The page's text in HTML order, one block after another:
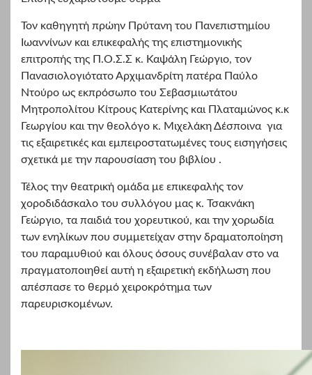
Τον καθηγητή πρώην Πρύτανη του Πανεπιστημίου
Ιωαννίνων και επικεφαλής της επιστημονικής
επιτροπής της Π.Ο.Σ.Σ κ. Καψάλη Γεώργιο, τον
Πανασιολογιότατο Αρχιμανδρίτη πατέρα Παύλο
Ντούρο ως εκπρόσωπο του Σεβασμιωτάτου
Μητροπολίτου Κίτρους Κατερίνης και Πλαταμώνος κ.κ
Γεωργίου και την θεολόγο κ. Μιχελάκη Δέσποινα για
τις εξαιρετικές και εμπειροστατωμένες τους εισηγήσεις
σχετικά με την παρουσίαση του βιβλίου .
Τέλος την θεατρική ομάδα με επικεφαλής τον
χοροδιδάσκαλο του συλλόγου μας κ. Τσακνάκη
Γεώργιο, τα παιδιά του χορευτικού, και την χορωδία
των ενηλίκων που συμμετείχαν στην δραματοποίηση
του παραμυθιού και όλους όσους συνέβαλαν στο να
πραγματοποιηθεί αυτή η εξαιρετική εκδήλωση που
απέσπασε το θερμό χειροκρότημα των
παρευρισκομένων.